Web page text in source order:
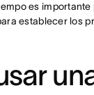
es
establecer los